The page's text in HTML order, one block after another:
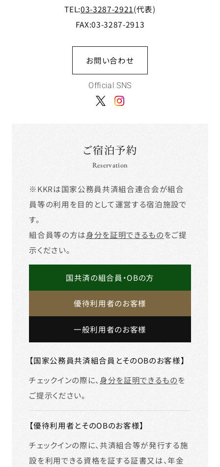
TEL:03-3287-2921(代表)
FAX:03-3287-2913
お問い合わせ
Official SNS
ご宿泊予約
Reservation
※KKRは国家公務員共済組合連合会が組合
員等の利用を目的として運営する宿泊施設で
す。
組合員等の方は身分を証明できるものをご提
示ください。
国共済の組合員・OBの方
優待利用者のお客様
一般利用者のお客様
【国家公務員共済組合員とそのOBのお客様】
チェックインの際に、 身分を証明できるものを
ご提示ください。
【優待利用者とそのOBのお客様】
チェックインの際に、共済組合等が発行する施
設を利用できる資格を証する証書又は、年金